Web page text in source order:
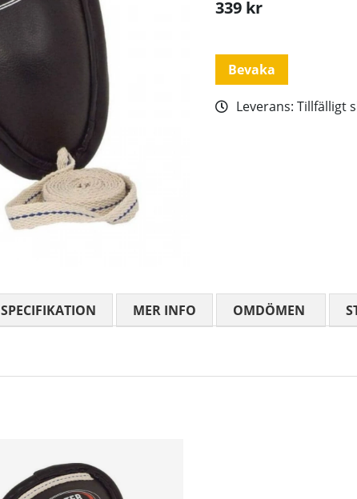
339 kr
Bevaka
Leverans: Tillfälligt
SPECIFIKATION MER INFO OMDÖMEN